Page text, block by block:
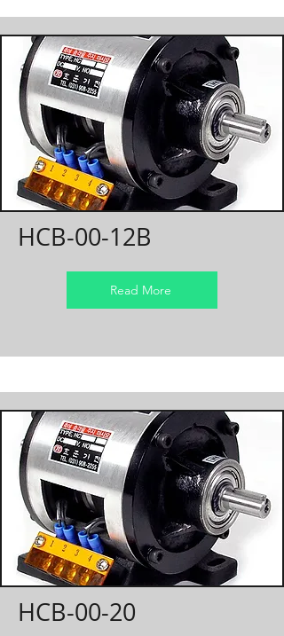
HCB-00-12B
Read More
HCB-00-20